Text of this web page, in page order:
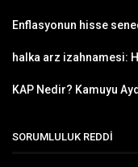
Enflasyonun hisse
halka arz izahnamesi:
KAP Nedir? Kamuyu
SORUMLULUK REDDİ